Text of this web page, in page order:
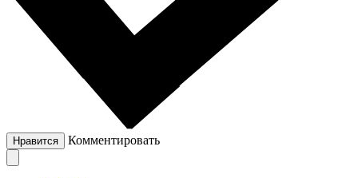
Нравится Комментировать